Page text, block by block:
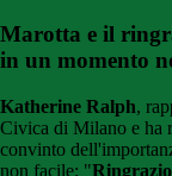
Marotta e il
in un momento
Katherine Ralph,
Civica di Milano e ha
convinto
non facile: "